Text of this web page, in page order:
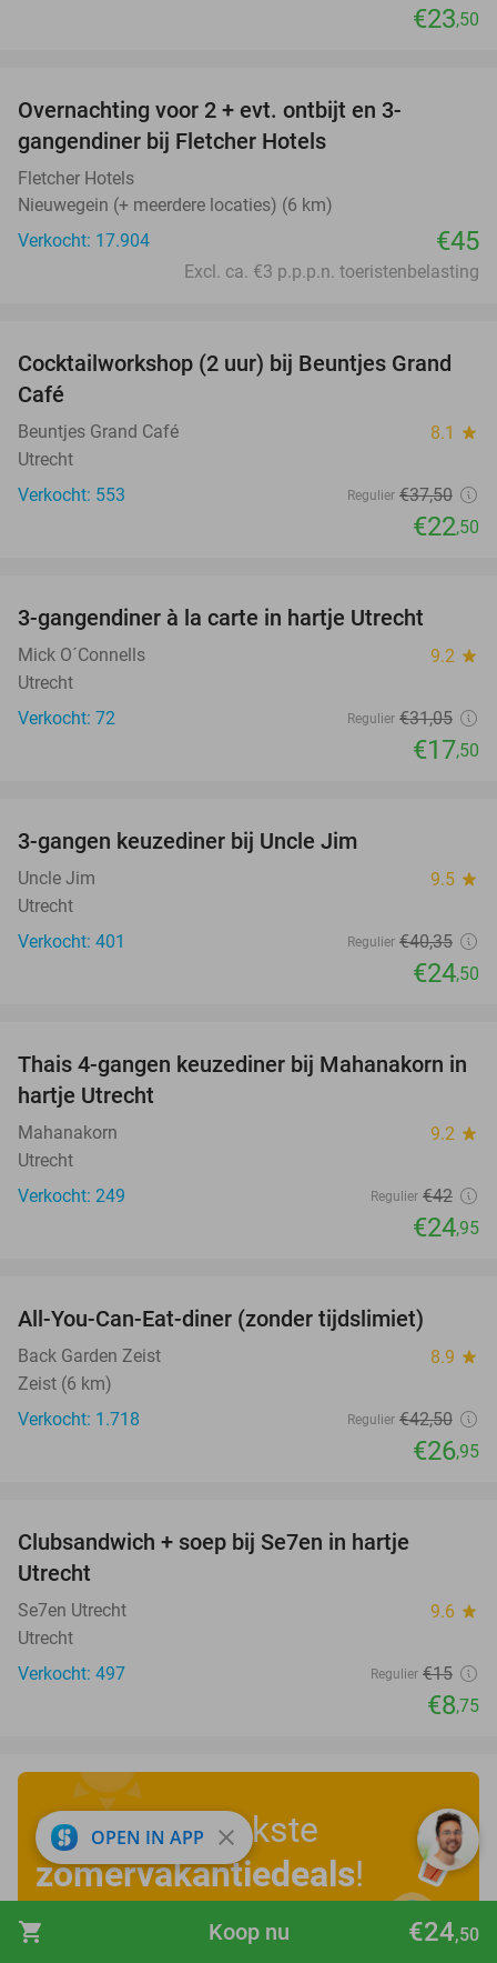
shopping_cart €24,50
Koop nu
€23,50
Overnachting voor 2 + evt. ontbijt en 3-
gangendiner bij Fletcher Hotels
Fletcher Hotels
Nieuwegein (+ meerdere locaties) (6 km)
Verkocht: 17.904
€45
Excl. ca. €3 p.p.p.n. toeristenbelasting
40%
Cocktailworkshop (2 uur) bij Beuntjes Grand
Café
Beuntjes Grand Café 8.1 star
Utrecht
Verkocht: 553
Regulier €37,50
€22,50
3-gangendiner à la carte in hartje Utrecht
Mick O´Connells 9.2 star
Utrecht
Verkocht: 72
Regulier €31,05
€17,50
3-gangen keuzediner bij Uncle Jim
Uncle Jim 9.5 star
Utrecht
Verkocht: 401
Regulier €40,35
€24,50
41%
Thais 4-gangen keuzediner bij Mahanakorn in
hartje Utrecht
Mahanakorn 9.2 star
Utrecht
Verkocht: 249
Regulier €42
€24,95
All-You-Can-Eat-diner (zonder tijdslimiet)
Back Garden Zeist 8.9 star
Zeist (6 km)
Verkocht: 1.718
Regulier €42,50
€26,95
Clubsandwich + soep bij Se7en in hartje
Utrecht
Se7en Utrecht 9.6 star
Utrecht
Verkocht: 497
Regulier €15
€8,75
Ontdek de leukste
zomervakantiedeals!
OPEN IN APP close